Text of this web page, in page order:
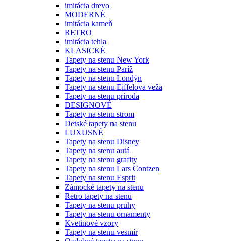
imitácia drevo
MODERNÉ
imitácia kameň
RETRO
imitácia tehla
KLASICKÉ
Tapety na stenu New York
Tapety na stenu Paríž
Tapety na stenu Londýn
Tapety na stenu Eiffelova veža
Tapety na stenu príroda
DESIGNOVÉ
Tapety na stenu strom
Detské tapety na stenu
LUXUSNÉ
Tapety na stenu Disney
Tapety na stenu autá
Tapety na stenu grafity
Tapety na stenu Lars Contzen
Tapety na stenu Esprit
Zámocké tapety na stenu
Retro tapety na stenu
Tapety na stenu pruhy
Tapety na stenu ornamenty
Kvetinové vzory
Tapety na stenu vesmír